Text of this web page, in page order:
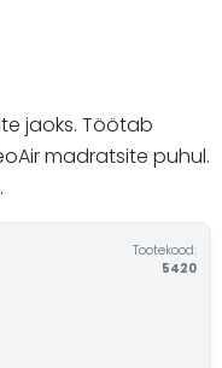
jaoks. Töötab
madratsite puhul.
Tootekood:
5420